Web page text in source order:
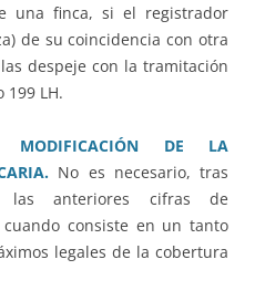
una finca, si el registrador
de su coincidencia con otra
despeje con la tramitación
LH.
DE LA
No es necesario, tras
las anteriores cifras de
consiste en un tanto
legales de la cobertura